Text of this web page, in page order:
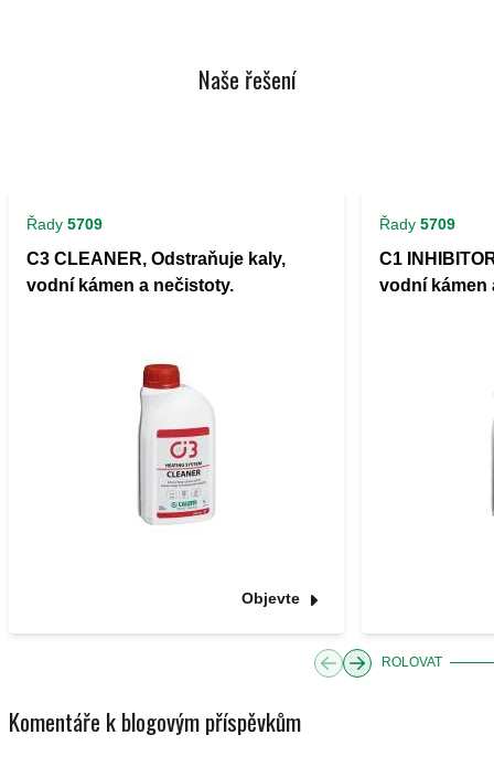
Naše řešení
Řady 5709
C3 CLEANER, Odstraňuje kaly,
vodní kámen a nečistoty.
Objevte
Řady 5709
C1
vodní kámen
ROLOVAT
Komentáře k blogovým příspěvkům